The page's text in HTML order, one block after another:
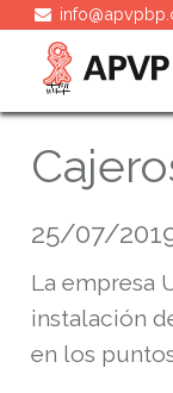
25/07/
La empresa
instalación
en los